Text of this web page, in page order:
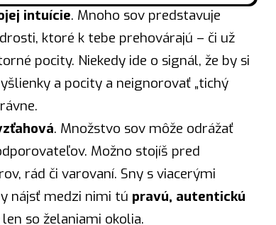
intuície. Mnoho sov predstavuje
ktoré k tebe prehovárajú – či už
pocity. Niekedy ide o signál, že by si
a pocity a neignorovať „tichý
. Množstvo sov môže odrážať
Možno stojíš pred
rád či varovaní. Sny s viacerými
nájsť medzi nimi tú pravú, autentickú
so želaniami okolia.